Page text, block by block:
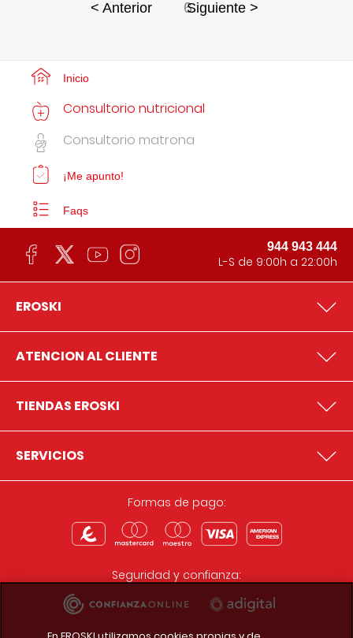
< Anterior 6Siguiente >
Inicio
Consultorio nutricional
Consultorio matrona
¡Me apunto!
Faqs
944 943 444
L-S de 9:00h a 22:00h
EROSKI
ATENCION AL CLIENTE
TIENDAS EROSKI
SERVICIOS
Formas de pago:
Seguridad y confianza: